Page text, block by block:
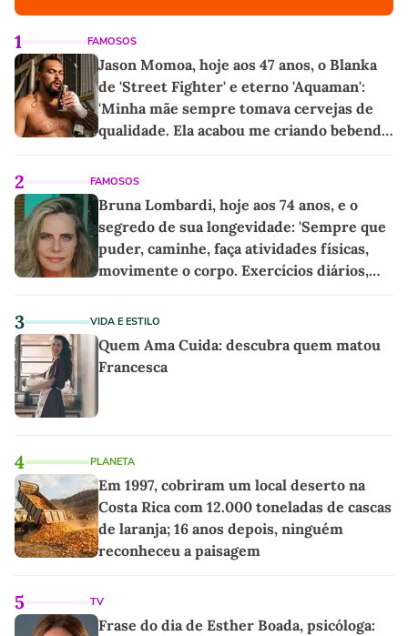
1 FAMOSOS
Jason Momoa, hoje aos 47 anos, o Blanka
de 'Street Fighter' e eterno 'Aquaman':
'Minha mãe sempre tomava cervejas de
qualidade. Ela acabou me criando bebendo
2 FAMOSOS
Bruna Lombardi, hoje aos 74 anos, e o
segredo de sua longevidade: 'Sempre que
puder, caminhe, faça atividades físicas,
movimente o corpo. Exercícios diários,
3 VIDA E ESTILO
Quem Ama Cuida: descubra quem matou
Francesca
4 PLANETA
Em 1997, cobriram um local deserto na
Costa Rica com 12.000 toneladas de cascas
de laranja; 16 anos depois, ninguém
reconheceu a paisagem
5 TV
Frase do dia de Esther Boada, psicóloga: